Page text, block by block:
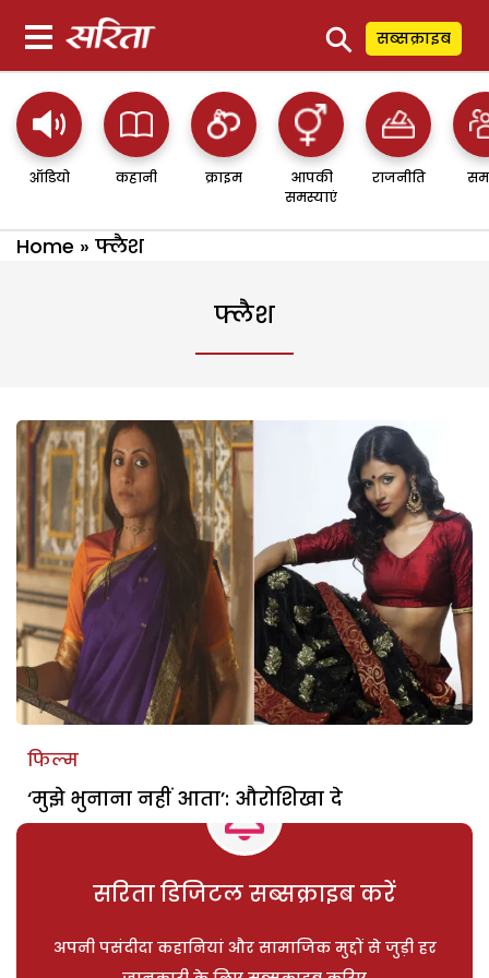
⚲ सब्सक्राइब
ऑडियो कहानी क्राइम
आपकी
समस्याएं
राजनीति
Home » फ्लैश
फ्लैश
फिल्म
‘मुझे भुनाना नहीं आता’: औरोशिखा दे
सरिता डिजिटल सब्सक्राइब करें
अपनी पसंदीदा कहानियां और सामाजिक मुद्दों से जुड़ी हर